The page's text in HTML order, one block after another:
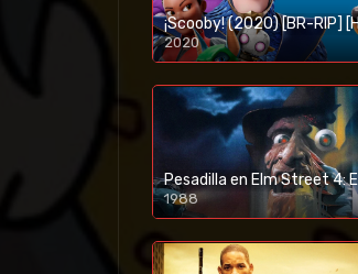
¡Scooby! (2020) [BR-RIP]
2020
1080p/720p
1988